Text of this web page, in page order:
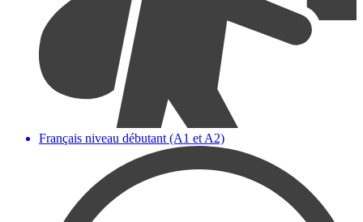
Français niveau débutant (A1 et A2)